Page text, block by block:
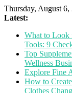
Thursday, August 6,
Latest:
What to Look
Tools: 9
Top
Wellness
Explore Fine
How to
Clothes